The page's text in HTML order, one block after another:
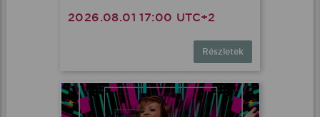
2026.08.01 17:00 UTC+2
Részletek